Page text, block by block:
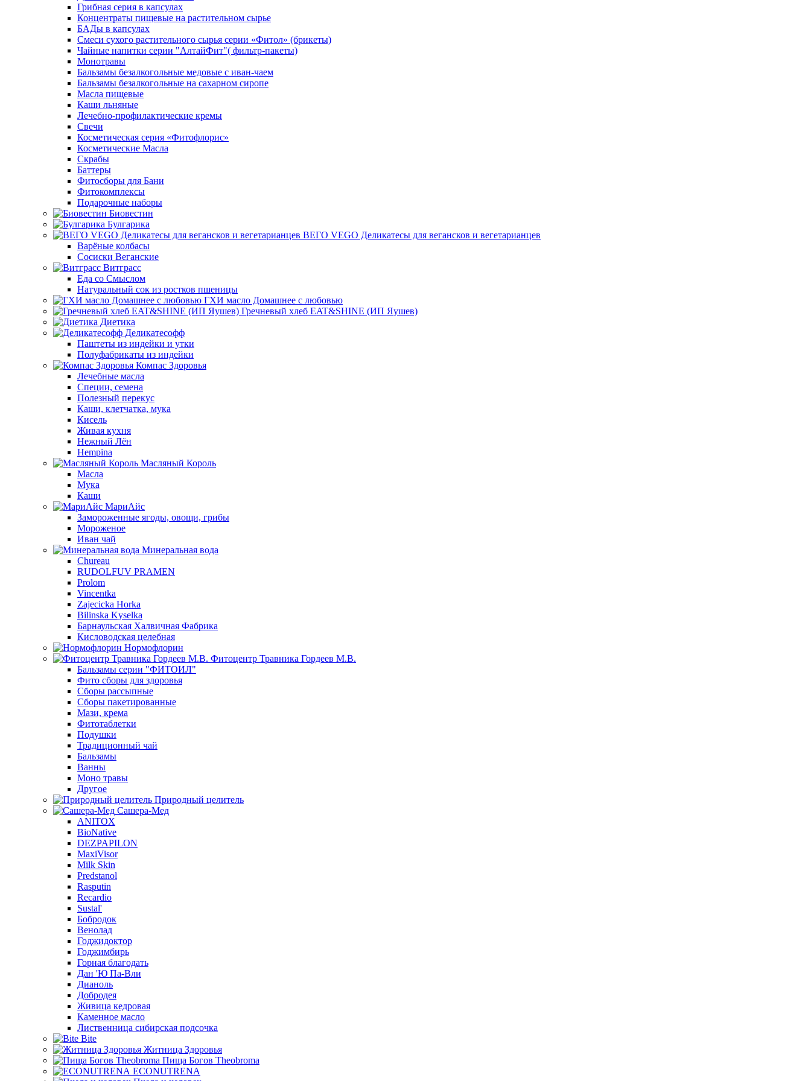
Грибная серия в капсулах
Концентраты пищевые на растительном сырье
БАДы в капсулах
Смеси сухого растительного сырья серии «Фитол» (брикеты)
Чайные напитки серии "АлтайФит"( фильтр-пакеты)
Монотравы
Бальзамы безалкогольные медовые с иван-чаем
Бальзамы безалкогольные на сахарном сиропе
Масла пищевые
Каши льняные
Лечебно-профилактические кремы
Свечи
Косметическая серия «Фитофлорис»
Косметические Масла
Скрабы
Баттеры
Фитосборы для Бани
Фитокомплексы
Подарочные наборы
Биовестин
Булгарика
ВЕГО VEGO Деликатесы для вегансков и вегетарианцев
Варёные колбасы
Сосиски Веганские
Витграсс
Еда со Смыслом
Натуральный сок из ростков пшеницы
ГХИ масло Домашнее с любовью
Гречневый хлеб EAT&SHINE (ИП Яушев)
Диетика
Деликатесофф
Паштеты из индейки и утки
Полуфабрикаты из индейки
Компас Здоровья
Лечебные масла
Специи, семена
Полезный перекус
Каши, клетчатка, мука
Кисель
Живая кухня
Нежный Лён
Hempina
Масляный Король
Масла
Мука
Каши
МариАйс
Замороженные ягоды, овощи, грибы
Мороженое
Иван чай
Минеральная вода
Chureau
RUDOLFUV PRAMEN
Prolom
Vincentka
Zajecicka Horka
Bilinska Kyselka
Барнаульская Халвичная Фабрика
Кисловодская целебная
Нормофлорин
Фитоцентр Травника Гордеев М.В.
Бальзамы серии "ФИТОИЛ"
Фито сборы для здоровья
Сборы рассыпные
Сборы пакетированные
Мази, крема
Фитотаблетки
Подушки
Традиционный чай
Бальзамы
Ванны
Моно травы
Другое
Природный целитель
Сашера-Мед
ANITOX
BioNative
DEZPAPILON
MaxiVisor
Milk Skin
Predstanol
Rasputin
Recardio
Sustal'
Бобродок
Венолад
Годжидоктор
Годжимбирь
Горная благодать
Дан 'Ю Па-Вли
Дианоль
Добродея
Живица кедровая
Каменное масло
Лиственница сибирская подсочка
Bite
Житница Здоровья
Пища Богов Theobroma
ECONUTRENA